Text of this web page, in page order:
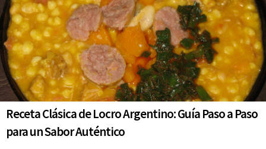
Receta Clásica de Locro Argentino: Guía Paso a Paso
para un Sabor Auténtico